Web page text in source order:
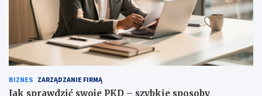
BIZNES ZARZĄDZANIE FIRMĄ
Jak sprawdzić swoje PKD – szybkie sposoby